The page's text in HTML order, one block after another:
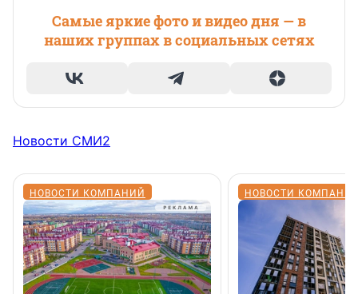
Самые яркие фото и видео дня — в
наших группах в социальных сетях
Новости СМИ2
НОВОСТИ КОМПАНИЙ НОВОСТИ